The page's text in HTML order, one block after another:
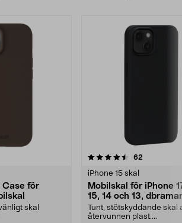
Case för
skal
62
iPhone 15 skal
Mobilskal för iPhone
15, 14 och 13,
Greenland
Tunt, stötskyddande skal
återvunnen plast....
4.5 av 5 stjärnor